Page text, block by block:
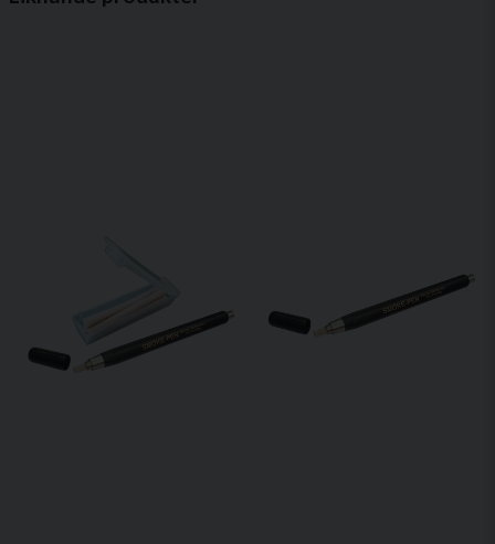
Snabba dragkontroller i villapannor,
Produktvideo
Mejladress
Skicka fråga